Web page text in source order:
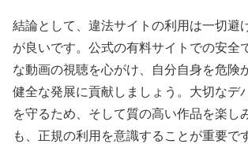
結論として、違法サイトの利用は一切避
が良いです。公式の有料サイトでの安全
な動画の視聴を心がけ、自分自身を危険
健全な発展に貢献しましょう。大切なデ
を守るため、そして質の高い作品を楽し
も、正規の利用を意識することが重要で